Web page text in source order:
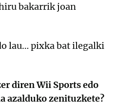
bakarrik joan
lau… pixka bat ilegalki
diren Wii Sports edo
azalduko zenituzkete?